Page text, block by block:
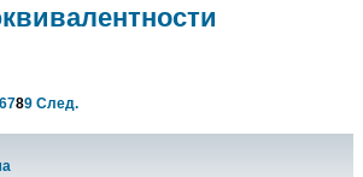
6789 След.